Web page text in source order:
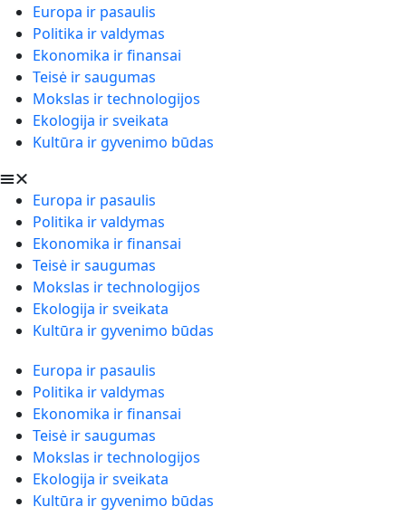
Europa ir pasaulis
Politika ir valdymas
Ekonomika ir finansai
Teisė ir saugumas
Mokslas ir technologijos
Ekologija ir sveikata
Kultūra ir gyvenimo būdas
Europa ir pasaulis
Politika ir valdymas
Ekonomika ir finansai
Teisė ir saugumas
Mokslas ir technologijos
Ekologija ir sveikata
Kultūra ir gyvenimo būdas
Europa ir pasaulis
Politika ir valdymas
Ekonomika ir finansai
Teisė ir saugumas
Mokslas ir technologijos
Ekologija ir sveikata
Kultūra ir gyvenimo būdas